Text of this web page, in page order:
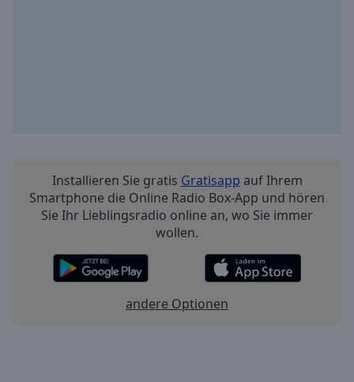
Installieren Sie gratis Gratisapp auf Ihrem
Smartphone die Online Radio Box-App und hören
Sie Ihr Lieblingsradio online an, wo Sie immer
wollen.
andere Optionen